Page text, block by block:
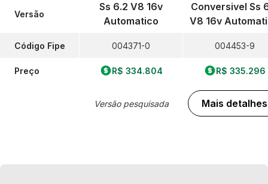
Versão
Código Fipe
Preço
Ss 6.2 V8 16v
Automatico
004371-0
R$ 334.804
Versão pesquisada
Conversivel Ss
V8 16v
004453-9
R$ 335.296
Mais detalhes